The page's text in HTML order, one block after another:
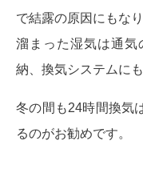
で結露の原因にもなり
溜まった湿気は通気
納、換気システムに
冬の間も24時間換気
るのがお勧めです。